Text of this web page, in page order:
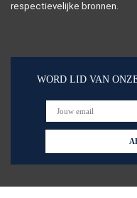
respectievelijke bronnen.
WORD LID VAN